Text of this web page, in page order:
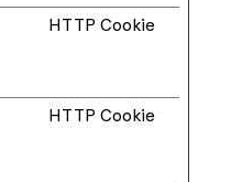
HTTP Cookie
HTTP Cookie